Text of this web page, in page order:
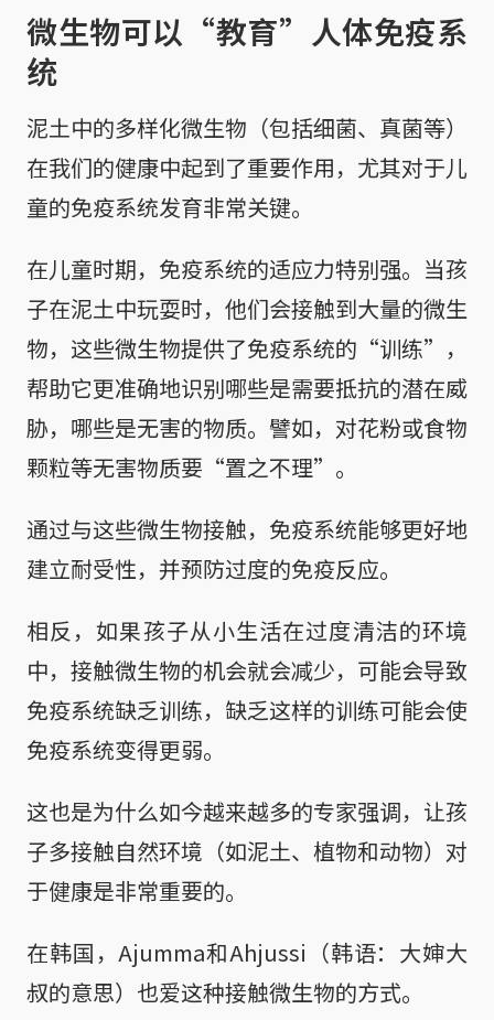
微生物可以“教育”人体免疫系
统
泥土中的多样化微生物（包括细菌、真菌等）
在我们的健康中起到了重要作用，尤其对于儿
童的免疫系统发育非常关键。
在儿童时期，免疫系统的适应力特别强。当孩
子在泥土中玩耍时，他们会接触到大量的微生
物，这些微生物提供了免疫系统的“训练”，
帮助它更准确地识别哪些是需要抵抗的潜在威
胁，哪些是无害的物质。譬如，对花粉或食物
颗粒等无害物质要“置之不理”。
通过与这些微生物接触，免疫系统能够更好地
建立耐受性，并预防过度的免疫反应。
相反，如果孩子从小生活在过度清洁的环境
中，接触微生物的机会就会减少，可能会导致
免疫系统缺乏训练，缺乏这样的训练可能会使
免疫系统变得更弱。
这也是为什么如今越来越多的专家强调，让孩
子多接触自然环境（如泥土、植物和动物）对
于健康是非常重要的。
在韩国，Ajumma和Ahjussi（韩语：大婶大
叔的意思）也爱这种接触微生物的方式。